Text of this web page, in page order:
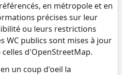
en métropole et en
précises sur leur
ou leurs restrictions
WC publics sont mises à jour
d'OpenStreetMap.
un coup d'oeil la